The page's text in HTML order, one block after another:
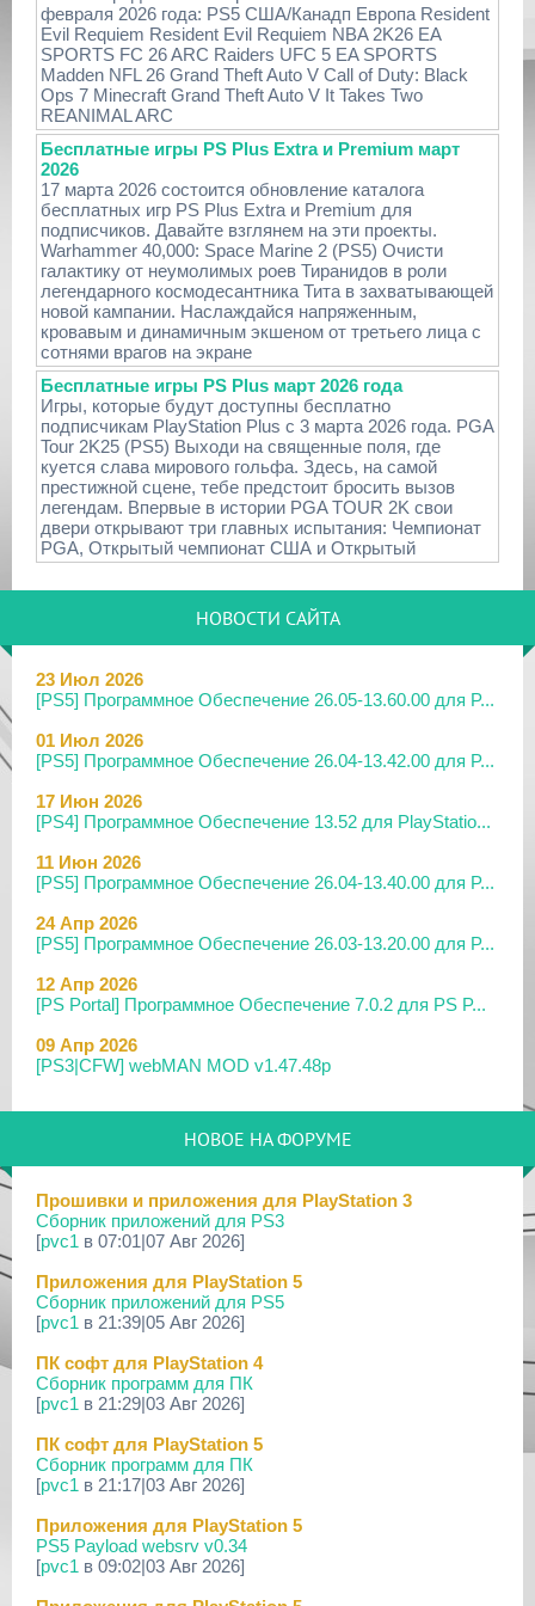
февраля 2026 года: PS5 США/Канадп Европа Resident
Evil Requiem Resident Evil Requiem NBA 2K26 EA
SPORTS FC 26 ARC Raiders UFC 5 EA SPORTS
Madden NFL 26 Grand Theft Auto V Call of Duty: Black
Ops 7 Minecraft Grand Theft Auto V It Takes Two
REANIMAL ARC
Бесплатные игры PS Plus Extra и Premium март
2026
17 марта 2026 состоится обновление каталога
бесплатных игр PS Plus Extra и Premium для
подписчиков. Давайте взглянем на эти проекты.
Warhammer 40,000: Space Marine 2 (PS5) Очисти
галактику от неумолимых роев Тиранидов в роли
легендарного космодесантника Тита в захватывающей
новой кампании. Наслаждайся напряженным,
кровавым и динамичным экшеном от третьего лица с
сотнями врагов на экране
Бесплатные игры PS Plus март 2026 года
Игры, которые будут доступны бесплатно
подписчикам PlayStation Plus с 3 марта 2026 года. PGA
Tour 2K25 (PS5) Выходи на священные поля, где
куется слава мирового гольфа. Здесь, на самой
престижной сцене, тебе предстоит бросить вызов
легендам. Впервые в истории PGA TOUR 2K свои
двери открывают три главных испытания: Чемпионат
PGA, Открытый чемпионат США и Открытый
НОВОСТИ САЙТА
23 Июл 2026
[PS5] Программное Обеспечение 26.05-13.60.00 для P...
01 Июл 2026
[PS5] Программное Обеспечение 26.04-13.42.00 для P...
17 Июн 2026
[PS4] Программное Обеспечение 13.52 для PlayStatio...
11 Июн 2026
[PS5] Программное Обеспечение 26.04-13.40.00 для P...
24 Апр 2026
[PS5] Программное Обеспечение 26.03-13.20.00 для P...
12 Апр 2026
[PS Portal] Программное Обеспечение 7.0.2 для PS P...
09 Апр 2026
[PS3|CFW] webMAN MOD v1.47.48p
19 Мар 2026
18 Мар 2026
[PS3] Программное Обеспечение 4.93 для PlayStation...
17 Мар 2026
[PS4] Программное Обеспечение 13.50 для PlayStatio...
[PS5] Программное Обеспечение 26.02-13.00.00 для P...
19 Фев 2026
02 Фев 2026
[PS3|CFW/Android] Movian M7 7.0.235/236
29 Янв 2026
[PS4] Программное Обеспечение 13.04 для PlayStatio...
НОВОЕ НА ФОРУМЕ
Прошивки и приложения для PlayStation 3
Сборник приложений для PS3
[pvc1 в 07:01|07 Авг 2026]
Приложения для PlayStation 5
Сборник приложений для PS5
[pvc1 в 21:39|05 Авг 2026]
ПК софт для PlayStation 4
Сборник программ для ПК
[pvc1 в 21:29|03 Авг 2026]
ПК софт для PlayStation 5
Сборник программ для ПК
[pvc1 в 21:17|03 Авг 2026]
Приложения для PlayStation 5
PS5 Payload websrv v0.34
[pvc1 в 09:02|03 Авг 2026]